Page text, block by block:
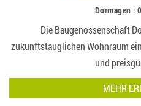
Dormagen |
Die Baugenossenschaft
zukunftstauglichen Wohnraum
und
MEHR